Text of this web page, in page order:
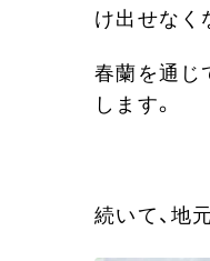
け出せなく
春蘭を通じ
します。
続いて、地